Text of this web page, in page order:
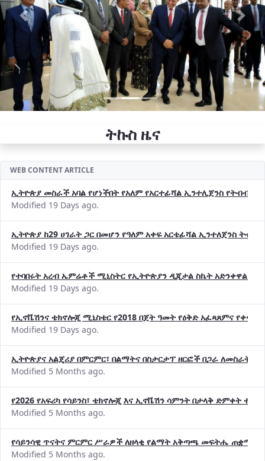
Previous Next
ትኩስ ዜና
WEB CONTENT ARTICLE
ኢትዮጵያ መስራች አባል የሆነችበት የአለም የአርተፊሻል ኢንተሊጀንስ የትብብር
Modified 19 Days ago.
ኢትዮጵያ ከ29 ሀገራት ጋር በመሆን የዓለም አቀፍ አርቴፊሻል ኢንተለጀንስ
Modified 19 Days ago.
የተባበሩት አረብ ኤምሬቶች ሚኒስትር የኢትዮጵያን ዲጂታል ስኬት አድንቀዋል
Modified 19 Days ago.
የኢኖቬሽንና ቴክኖሎጂ ሚኒስቴር የ2018 በጀት ዓመት የዕቅድ አፈጻጸምና
Modified 19 Days ago.
ኢትዮጵያና አልጄሪያ በምርምር፣ በልማትና በስታርታፕ ዘርፎች በጋራ ለመስራት
Modified 5 Months ago.
የ2026 የአፍሪካ የሳይንስ፣ ቴክኖሎጂ እና ኢኖቬሽን ሳምንት በታላቅ ድምቀት
Modified 5 Months ago.
የሳይንሳዊ ጥናትና ምርምር ሥራዎች ለዘላቂ የልማት አቅጣጫ መፍትሔ ጠቋሚ
Modified 5 Months ago.